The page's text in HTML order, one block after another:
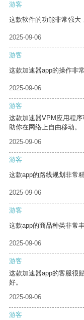
游客
这款软件的功能非常强大
2025-09-06
游客
这款加速器app的操作非
2025-09-06
游客
这款加速器VPM应用程
助你在网络上自由移动。
2025-09-06
游客
这款app的路线规划非常
2025-09-06
游客
这款app的商品种类非常
2025-09-06
游客
这款加速器app的客服很
好。
2025-09-06
游客